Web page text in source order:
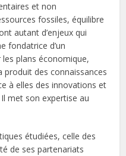
et non
fossiles, équilibre
autant d’enjeux qui
fondatrice d’un
plans économique,
produit des connaissances
à elles des innovations et
met son expertise au
étudiées, celle des
de ses partenariats